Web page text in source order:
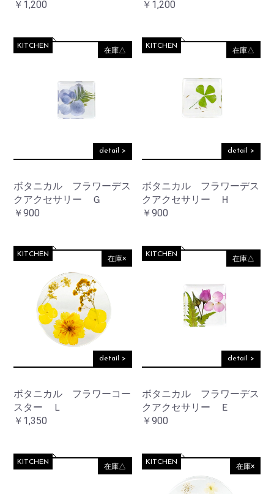
￥1,200 ￥1,200
在庫△
detail >
ボタニカル フラワーデス
クアクセサリー Ｇ
KITCHEN
￥900
在庫△
detail >
ボタニカル フラワーデス
クアクセサリー Ｈ
KITCHEN
￥900
在庫×
detail >
ボタニカル フラワーコー
スター Ｌ
KITCHEN
￥1,350
在庫△
detail >
ボタニカル フラワーデス
クアクセサリー Ｅ
KITCHEN
￥900
在庫△
KITCHEN 在庫×
KITCHEN